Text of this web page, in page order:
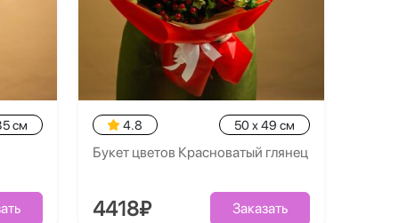
см 4.8 50 x 49 см
Букет цветов Красноватый глянец
4418₽ Заказать